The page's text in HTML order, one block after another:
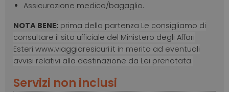
Assicurazione medico/bagaglio.
NOTA BENE: prima della partenza Le consigliamo di
consultare il sito ufficiale del Ministero degli Affari
Esteri www.viaggiaresicuri.it in merito ad eventuali
avvisi relativi alla destinazione da Lei prenotata.
Servizi non inclusi